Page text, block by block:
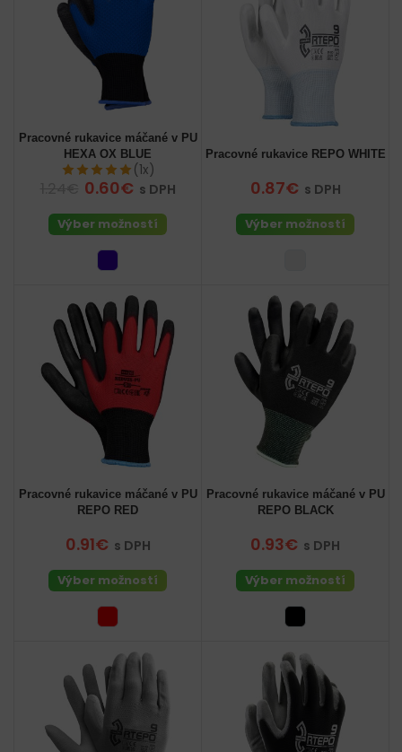
Pracovné rukavice máčané v PU
HEXA OX BLUE
(1x)
0.60€ s DPH
Výber možností
Pracovné rukavice REPO WHITE
0.87€ s DPH
Výber možností
Pracovné rukavice máčané v PU
REPO RED
0.91€ s DPH
Výber možností
Pracovné rukavice máčané v PU
REPO BLACK
0.93€ s DPH
Výber možností